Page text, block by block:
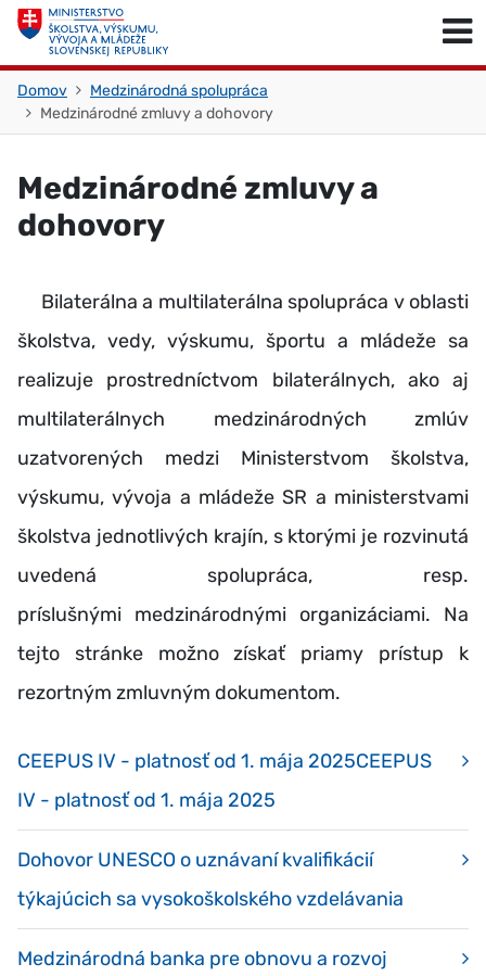
Skočiť na obsah
Domov
Medzinárodná spolupráca
Medzinárodné zmluvy a dohovory
Medzinárodné zmluvy a
dohovory
Bilaterálna a multilaterálna spolupráca v oblasti
školstva, vedy, výskumu, športu a mládeže sa
realizuje prostredníctvom bilaterálnych, ako aj
multilaterálnych medzinárodných zmlúv
uzatvorených medzi Ministerstvom školstva,
výskumu, vývoja a mládeže SR a ministerstvami
školstva jednotlivých krajín, s ktorými je rozvinutá
uvedená spolupráca, resp.
príslušnými medzinárodnými organizáciami. Na
tejto stránke možno získať priamy prístup k
rezortným zmluvným dokumentom.
CEEPUS IV - platnosť od 1. mája 2025CEEPUS
IV - platnosť od 1. mája 2025
Dohovor UNESCO o uznávaní kvalifikácií
týkajúcich sa vysokoškolského vzdelávania
Medzinárodná banka pre obnovu a rozvoj
Skočiť na začiatok stránky